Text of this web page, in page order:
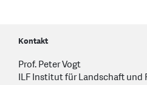
Kontakt
Prof. Peter Vogt
ILF Institut für Landschaft und